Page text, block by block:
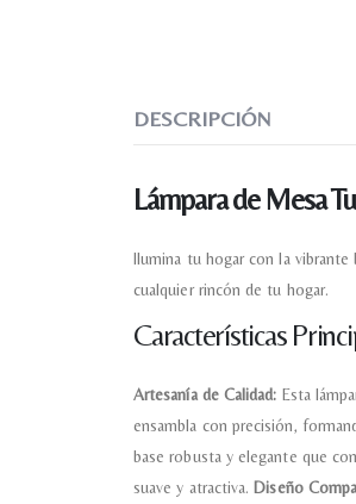
DESCRIPCIÓN
Lámpara de Mesa
Ilumina tu hogar con la
cualquier rincón de tu hogar.
Características
Artesanía de Calidad: Esta
ensambla con precisión,
base robusta y elegante que
suave y atractiva.Diseño